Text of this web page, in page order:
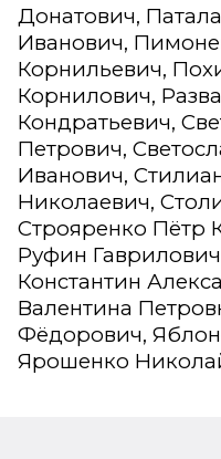
Донатович,
Иванович,
Корнильевич,
Корнилович,
Кондратьевич,
Петрович,
Иванович,
Николаевич,
Строяренко Пётр
Руфин
Константин
Валентина
Фёдорович,
Ярошенко